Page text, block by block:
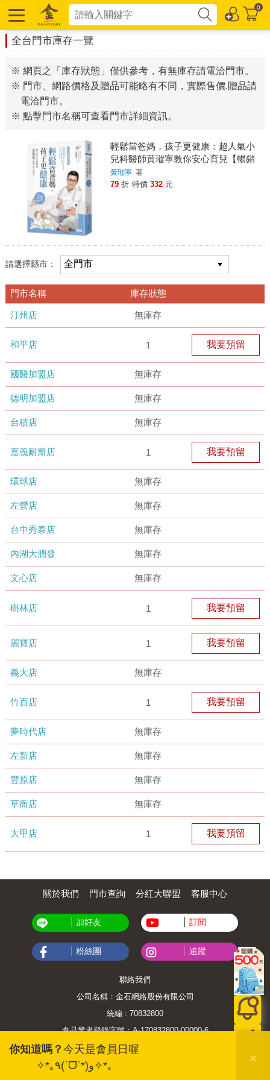
0
全台門市庫存一覽
※ 網頁之「庫存狀態」僅供參考，有無庫存請電洽門市。
※ 門市、網路價格及贈品可能略有不同，實際售價.贈品請
電洽門市。
※ 點擊門市名稱可查看門市詳細資訊。
輕鬆當爸媽，孩子更健康：超人氣小
兒科醫師黃瑽寧教你安心育兒【暢銷
增訂版】
黃瑽寧 著
79 折 特價 332 元
請選擇縣市：
門市名稱 庫存狀態
汀州店 無庫存
和平店 1 我要預留
國醫加盟店 無庫存
德明加盟店 無庫存
台積店 無庫存
嘉義耐斯店 1 我要預留
環球店 無庫存
左營店 無庫存
台中秀泰店 無庫存
內湖大潤發 無庫存
文心店 無庫存
樹林店 1 我要預留
麗寶店 1 我要預留
義大店 無庫存
竹百店 1 我要預留
夢時代店 無庫存
左新店 無庫存
豐原店 無庫存
草衙店 無庫存
大甲店 1 我要預留
關於我們 門市查詢 分紅大聯盟 客服中心
加好友 訂閱
粉絲團 追蹤
聯絡我們
公司名稱：金石網絡股份有限公司
統編 : 70832800
食品業者登錄字號：A-170832800-00000-6
Copyright© 2000–2026 金石網絡股份有限公司
你知道嗎？ 今天是會員日喔
✧*｡٩(ˊᗜˋ*)و✧*｡